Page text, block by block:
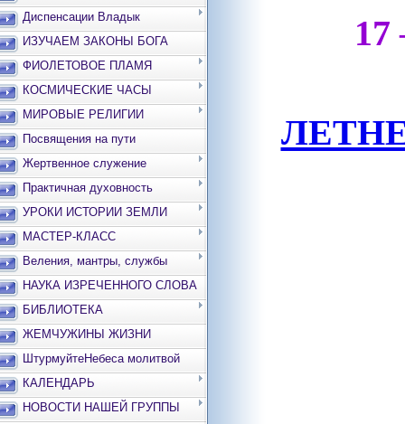
Диспенсации Владык
ИЗУЧАЕМ ЗАКОНЫ БОГА
ФИОЛЕТОВОЕ ПЛАМЯ
КОСМИЧЕСКИЕ ЧАСЫ
МИРОВЫЕ РЕЛИГИИ
Посвящения на пути
Жертвенное служение
Практичная духовность
УРОКИ ИСТОРИИ ЗЕМЛИ
МАСТЕР-КЛАСС
Веления, мантры, службы
НАУКА ИЗРЕЧЕННОГО СЛОВА
БИБЛИОТЕКА
ЖЕМЧУЖИНЫ ЖИЗНИ
ШтурмуйтеНебеса молитвой
КАЛЕНДАРЬ
НОВОСТИ НАШЕЙ ГРУППЫ